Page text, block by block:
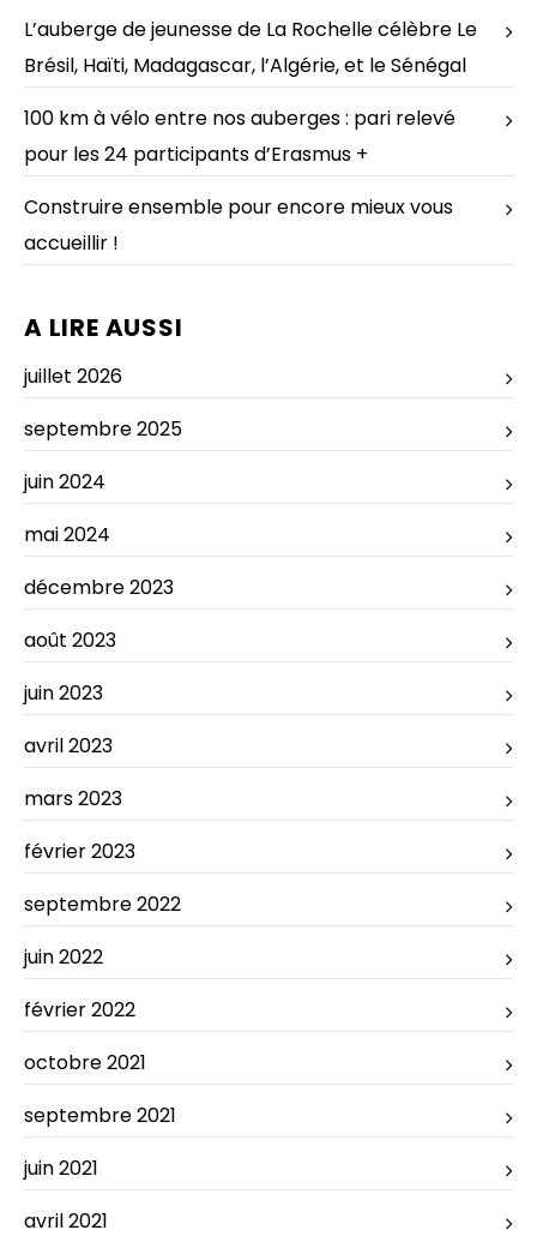
L’auberge de jeunesse de La Rochelle célèbre Le
Brésil, Haïti, Madagascar, l’Algérie, et le Sénégal
100 km à vélo entre nos auberges : pari relevé
pour les 24 participants d’Erasmus +
Construire ensemble pour encore mieux vous
accueillir !
A LIRE AUSSI
juillet 2026
septembre 2025
juin 2024
mai 2024
décembre 2023
août 2023
juin 2023
avril 2023
mars 2023
février 2023
septembre 2022
juin 2022
février 2022
octobre 2021
septembre 2021
juin 2021
avril 2021